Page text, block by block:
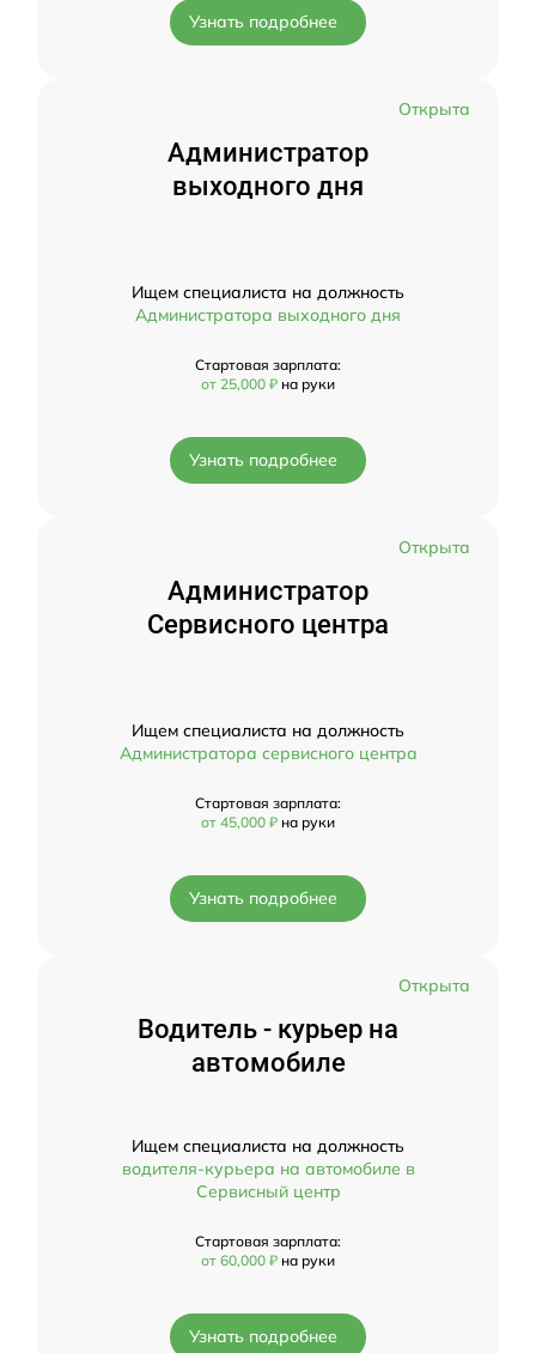
Узнать подробнее
Открыта
Администратор
выходного дня
Ищем специалиста на должность
Администратора выходного дня
Стартовая зарплата:
от 25,000 ₽ на руки
Узнать подробнее
Открыта
Администратор
Сервисного центра
Ищем специалиста на должность
Администратора сервисного центра
Стартовая зарплата:
от 45,000 ₽ на руки
Узнать подробнее
Открыта
Водитель - курьер на
автомобиле
Ищем специалиста на должность
водителя-курьера на автомобиле в
Сервисный центр
Стартовая зарплата:
от 60,000 ₽ на руки
Узнать подробнее